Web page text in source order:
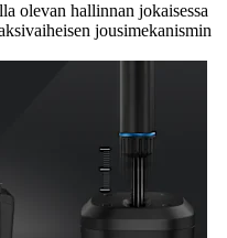
olevan hallinnan jokaisessa
jousimekanismin